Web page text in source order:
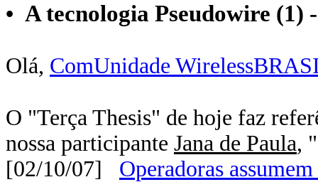
• A tecnologia Pseudowire (1)
Olá, ComUnidade
O "Terça Thesis" de hoje faz
nossa participante Jana de Paula,
[02/10/07] Operadoras